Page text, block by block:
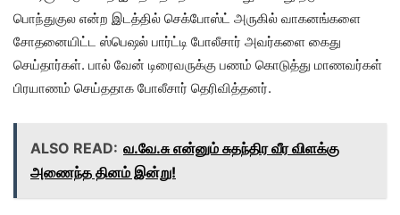
பொந்துகுல என்ற இடத்தில் செக்போஸ்ட் அருகில் வாகனங்களை
சோதனையிட்ட ஸ்பெஷல் பார்ட்டி போலீசார் அவர்களை கைது
செய்தார்கள். பால் வேன் டிரைவருக்கு பணம் கொடுத்து மாணவர்கள்
பிரயாணம் செய்ததாக போலீசார் தெரிவித்தனர்.
ALSO READ: வ.வே.சு என்னும் சுதந்திர வீர விளக்கு
அணைந்த தினம் இன்று!